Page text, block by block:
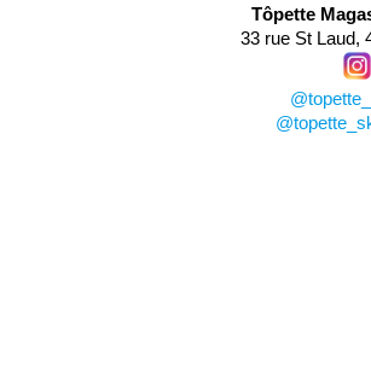
Tôpette
33 rue St Laud,